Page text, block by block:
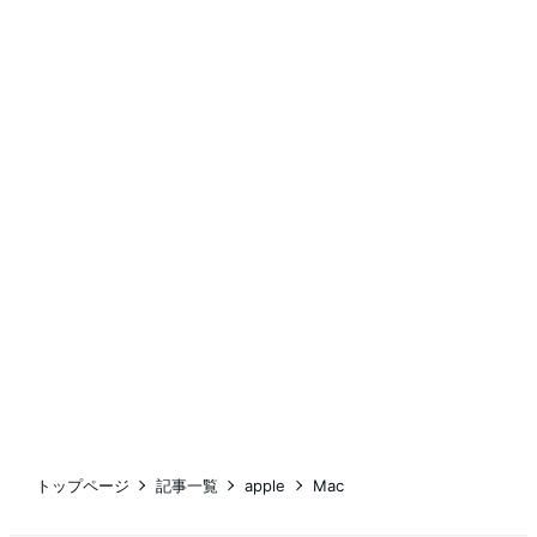
トップページ 記事一覧 apple Mac